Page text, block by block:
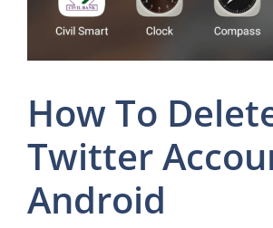
How To
Twitter
Android